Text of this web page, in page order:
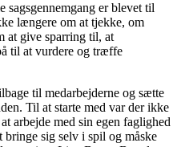
sagsgennemgang er blevet til
længere om at tjekke, om
at give sparring til, at
til at vurdere og træffe
til medarbejderne og sætte
Til at starte med var der ikke
arbejde med sin egen faglighed
bringe sig selv i spil og måske